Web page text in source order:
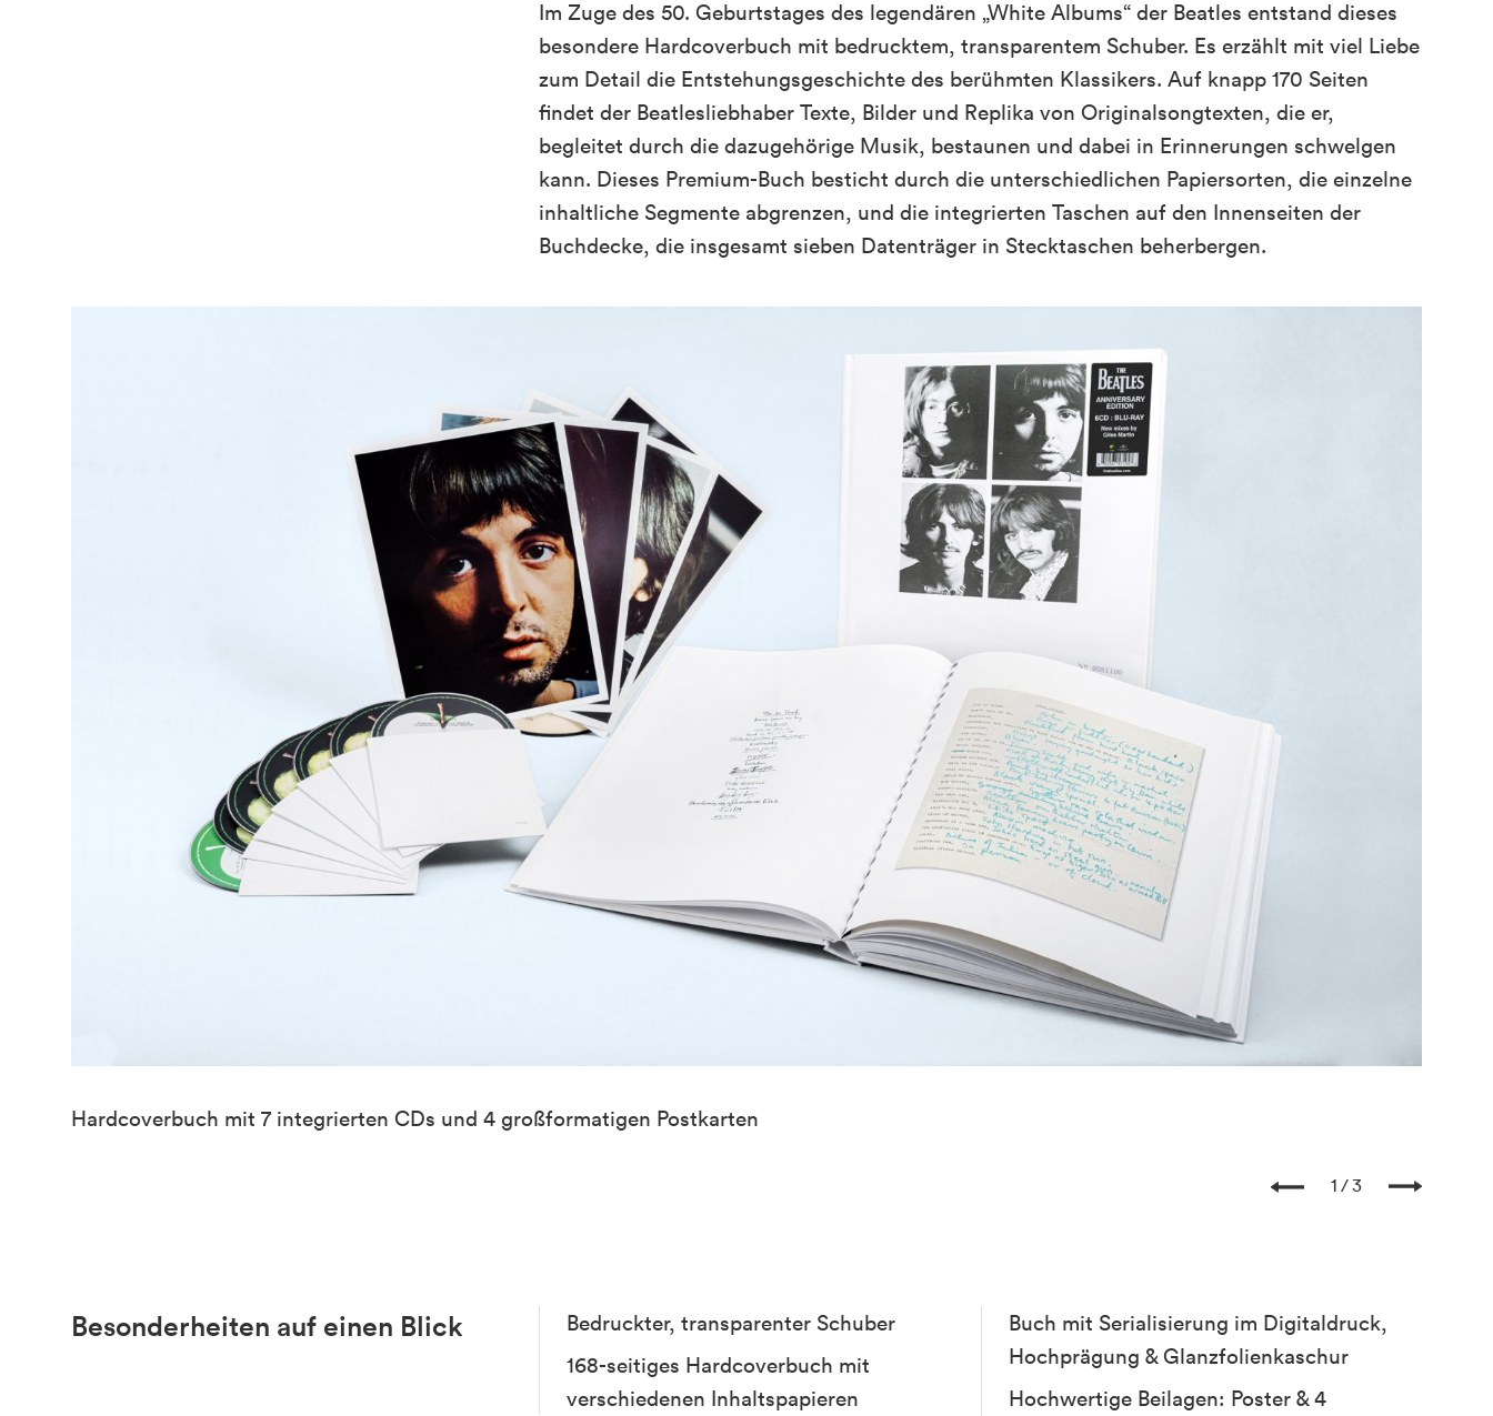
Im Zuge des 50. Geburtstages des legendären „White Albums“ der Beatles entstand dieses
besondere Hardcoverbuch mit bedrucktem, transparentem Schuber. Es erzählt mit viel Liebe
zum Detail die Entstehungsgeschichte des berühmten Klassikers. Auf knapp 170 Seiten
findet der Beatlesliebhaber Texte, Bilder und Replika von Originalsongtexten, die er,
begleitet durch die dazugehörige Musik, bestaunen und dabei in Erinnerungen schwelgen
kann. Dieses Premium-Buch besticht durch die unterschiedlichen Papiersorten, die einzelne
inhaltliche Segmente abgrenzen, und die integrierten Taschen auf den Innenseiten der
Buchdecke, die insgesamt sieben Datenträger in Stecktaschen beherbergen.
Hardcoverbuch mit 7 integrierten CDs und 4 großformatigen Postkarten
1 3
Besonderheiten auf einen Blick
Bedruckter, transparenter Schuber
168-seitiges Hardcoverbuch mit
verschiedenen Inhaltspapieren
Buch mit Serialisierung im Digitaldruck,
Hochprägung & Glanzfolienkaschur
Hochwertige Beilagen: Poster & 4